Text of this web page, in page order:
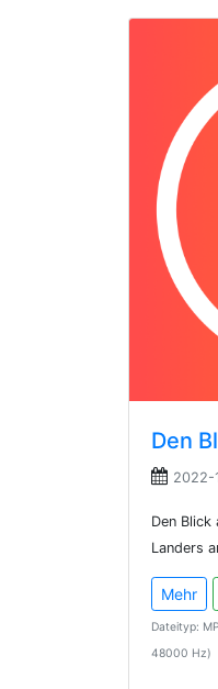
Den
2022-
Den
Landers
Mehr
Dateityp:
48000 Hz)